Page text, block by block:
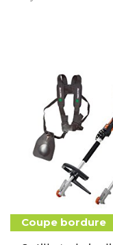
Coupe bordure